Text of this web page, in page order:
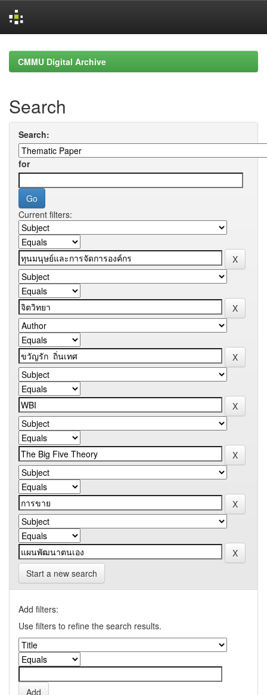
navigationCMMU Digital Archive
Search
Search:
for
Current filters:
Start a new search
Add filters:
Use filters to refine the search results.